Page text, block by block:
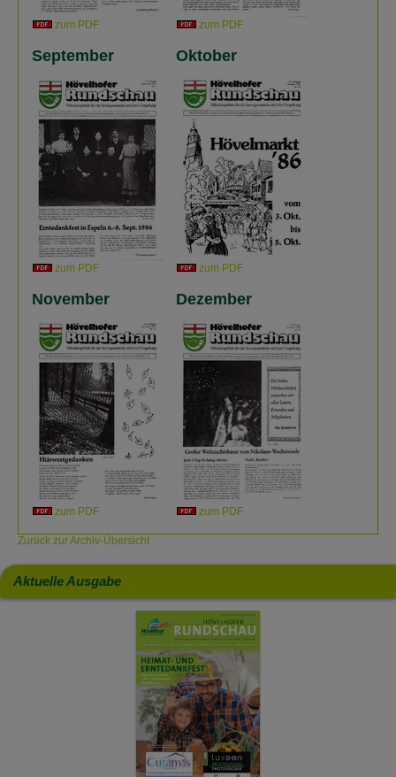
zum PDF zum PDF
September
zum PDF
Oktober
zum PDF
November
zum PDF
Dezember
zum PDF
Zurück zur Archiv-Übersicht
Aktuelle Ausgabe